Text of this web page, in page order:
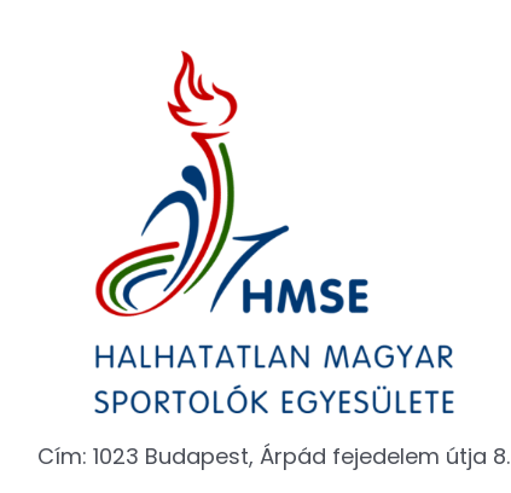
Cím: 1023 Budapest, Árpád fejedelem útja 8.